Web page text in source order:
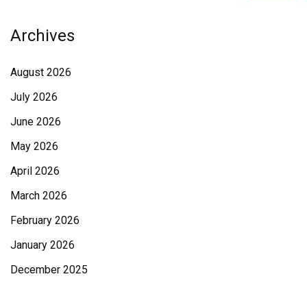
Archives
August 2026
July 2026
June 2026
May 2026
April 2026
March 2026
February 2026
January 2026
December 2025